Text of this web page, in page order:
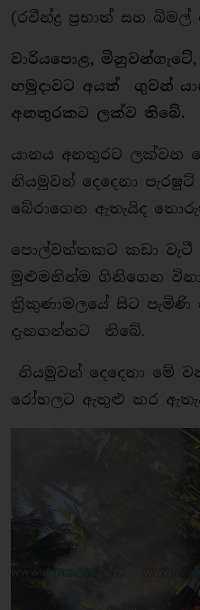
(රවීන්ද්‍ර ප්‍රභාත් සහ
වාරියපොළ,
හමුදාවට අයත් ගුවන්
අනතුරකට ලක්ව තිබේ.
යානය අනතුරට ලක්වන
නියමුවන් දෙදෙනා
බේරාගෙන ඇතැයිද
පොල්වත්තකට කඩා
මුළුමනින්ම ගිනිගෙන
ත්‍රිකුණාමලයේ සිට
දැනගන්නට තිබේ.
නියමුවන් දෙදෙනා මේ
රෝහලට ඇතුළු කර ඇතැයි